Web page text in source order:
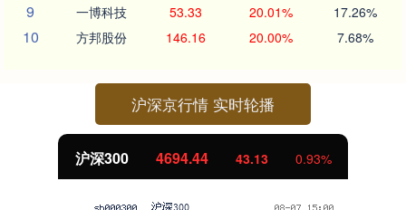
9 一博科技 53.33 20.01% 17.26%
10 方邦股份 146.16 20.00% 7.68%
沪深京行情 实时轮播
沪深300 4694.44 43.13 0.93%